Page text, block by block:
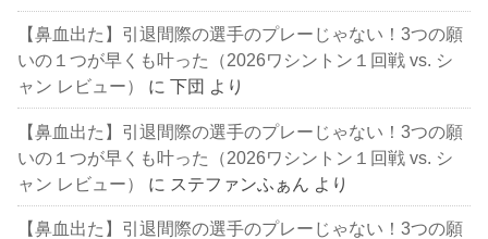
【鼻血出た】引退間際の選手のプレーじゃない！3つの願
いの１つが早くも叶った（2026ワシントン１回戦 vs. シ
ャン レビュー）
に下団 より
【鼻血出た】引退間際の選手のプレーじゃない！3つの願
いの１つが早くも叶った（2026ワシントン１回戦 vs. シ
ャン レビュー）
に ステファンふぁん より
【鼻血出た】引退間際の選手のプレーじゃない！3つの願